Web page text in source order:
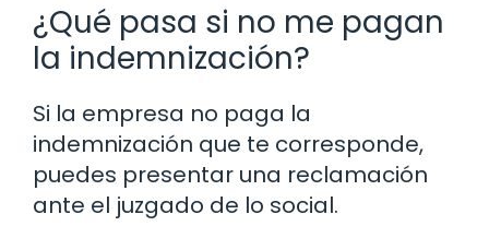
¿Qué pasa si no me pagan
la indemnización?
Si la empresa no paga la
indemnización que te corresponde,
puedes presentar una reclamación
ante el juzgado de lo social.